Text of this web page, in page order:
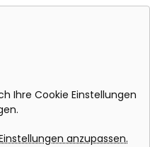
Ihre Cookie Einstellungen
anzupassen.